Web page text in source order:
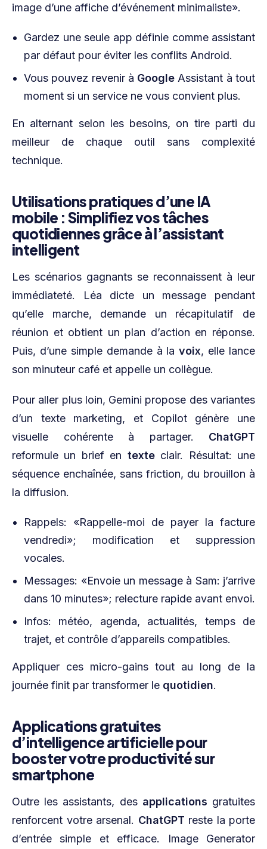
image d’une affiche d’événement minimaliste».
Gardez une seule app définie comme assistant
par défaut pour éviter les conflits Android.
Vous pouvez revenir à Google Assistant à tout
moment si un service ne vous convient plus.
En alternant selon les besoins, on tire parti du
meilleur de chaque outil sans complexité
technique.
Utilisations pratiques d’une IA
mobile : Simplifiez vos tâches
quotidiennes grâce à l’assistant
intelligent
Les scénarios gagnants se reconnaissent à leur
immédiateté. Léa dicte un message pendant
qu’elle marche, demande un récapitulatif de
réunion et obtient un plan d’action en réponse.
Puis, d’une simple demande à lavoix, elle lance
son minuteur café et appelle un collègue.
Pour aller plus loin, Gemini propose des variantes
d’un texte marketing, et Copilot génère une
visuelle cohérente à partager. ChatGPT
reformule un brief en texteclair. Résultat: une
séquence enchaînée, sans friction, du brouillon à
la diffusion.
Rappels: «Rappelle-moi de payer la facture
vendredi»; modification et suppression
vocales.
Messages: «Envoie un message à Sam: j’arrive
dans 10 minutes»; relecture rapide avant envoi.
Infos: météo, agenda, actualités, temps de
trajet, et contrôle d’appareils compatibles.
Appliquer ces micro-gains tout au long de la
journée finit par transformer le quotidien.
Applications gratuites
d’intelligence artificielle pour
booster votre productivité sur
smartphone
Outre les assistants, des applications gratuites
renforcent votre arsenal. ChatGPT reste la porte
d’entrée simple et efficace. Image Generator